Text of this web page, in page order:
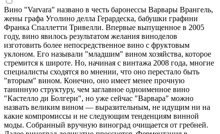
Вино "Varvara" названо в честь баронессы Варвары Врангель,
жены графа Уголино делла Герардеска, бабушки графини
Франка Спаллетти Тривелли. Впервые выпущенное в 2005
году, вино явилось результатом желания виноделов
изготовить более непосредственное вино с фруктовым
уклоном. Его называли "младшим" вином хозяйства, которое
стремится к широте. Но, начиная с винтажа 2008 года, многие
специалисты сходятся во мнении, что оно перестало быть
"вторым" вином. Конечно, оно имеет менее прочную
танинную структуру, чем заглавное одноименное вино
"Кастелло ди Болгери", но уже сейчас "Варвара" можно
назвать великим вином — выразительным, не идущим ни на
какие компромиссы и не следующим тенденциям винной
моды. Собранный вручную виноград очищается от гребней.